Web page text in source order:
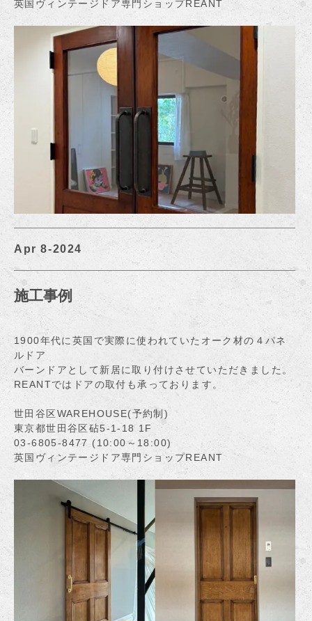
英国ヴィンテージドア専門ショップREANT
Apr 8-2024
施工事例
1900年代に英国で実際に使われていたオーク材の４パネ
ルドア
バーンドアとして新居に取り付けさせていただきました。
REANTではドアの取付も承っております。
世田谷区WAREHOUSE(予約制)
東京都世田谷区砧5-1-18 1F
03-6805-8477 (10:00～18:00)
英国ヴィンテージドア専門ショップREANT